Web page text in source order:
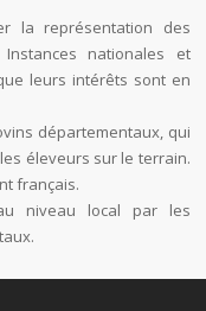
la représentation des
nationales et
leurs intérêts sont en
départementaux, qui
éleveurs sur le terrain.
français.
niveau local par les